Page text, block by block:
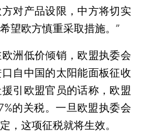
对产品设限，中方将切实
望欧方慎重采取措施。”
低价倾销，欧盟执委会
自中国的太阳能面板征收
引欧盟官员的话称，欧盟
的关税。一旦欧盟执委会
，这项征税就将生效。